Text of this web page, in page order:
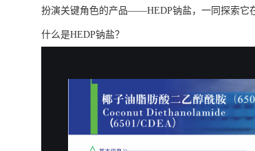
扮演关键角色的产品——HEDP钠盐，一同探索它
什么是HEDP钠盐？